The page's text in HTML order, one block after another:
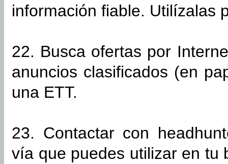
información fiable. Utilízalas
22. Busca ofertas por
anuncios clasificados (en
una ETT.
23. Contactar con
vía que puedes utilizar en tu